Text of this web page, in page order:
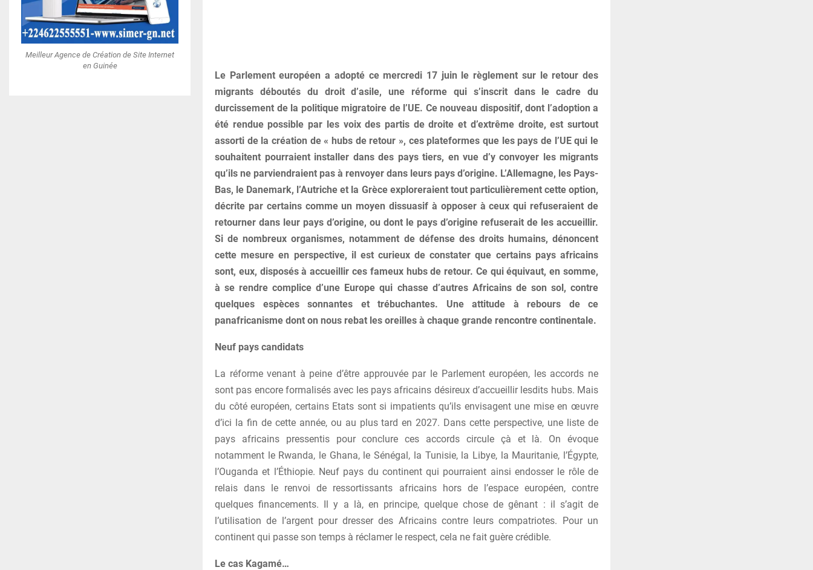
Le Parlement européen a adopté ce mercredi 17 juin le règlement sur le retour des
migrants déboutés du droit d’asile, une réforme qui s’inscrit dans le cadre du
durcissement de la politique migratoire de l’UE. Ce nouveau dispositif, dont l’adoption a
été rendue possible par les voix des partis de droite et d’extrême droite, est surtout
assorti de la création de « hubs de retour », ces plateformes que les pays de l’UE qui le
souhaitent pourraient installer dans des pays tiers, en vue d’y convoyer les migrants
qu’ils ne parviendraient pas à renvoyer dans leurs pays d’origine. L’Allemagne, les Pays-
Bas, le Danemark, l’Autriche et la Grèce exploreraient tout particulièrement cette option,
décrite par certains comme un moyen dissuasif à opposer à ceux qui refuseraient de
retourner dans leur pays d’origine, ou dont le pays d’origine refuserait de les accueillir.
Si de nombreux organismes, notamment de défense des droits humains, dénoncent
cette mesure en perspective, il est curieux de constater que certains pays africains
sont, eux, disposés à accueillir ces fameux hubs de retour. Ce qui équivaut, en somme,
à se rendre complice d’une Europe qui chasse d’autres Africains de son sol, contre
quelques espèces sonnantes et trébuchantes. Une attitude à rebours de ce
panafricanisme dont on nous rebat les oreilles à chaque grande rencontre continentale.
Neuf pays candidats
La réforme venant à peine d’être approuvée par le Parlement européen, les accords ne
sont pas encore formalisés avec les pays africains désireux d’accueillir lesdits hubs. Mais
du côté européen, certains Etats sont si impatients qu’ils envisagent une mise en œuvre
d’ici la fin de cette année, ou au plus tard en 2027. Dans cette perspective, une liste de
pays africains pressentis pour conclure ces accords circule çà et là. On évoque
notamment le Rwanda, le Ghana, le Sénégal, la Tunisie, la Libye, la Mauritanie, l’Égypte,
l’Ouganda et l’Éthiopie. Neuf pays du continent qui pourraient ainsi endosser le rôle de
relais dans le renvoi de ressortissants africains hors de l’espace européen, contre
quelques financements. Il y a là, en principe, quelque chose de gênant : il s’agit de
l’utilisation de l’argent pour dresser des Africains contre leurs compatriotes. Pour un
continent qui passe son temps à réclamer le respect, cela ne fait guère crédible.
Le cas Kagamé…
Meilleur Agence de Création de Site Internet
en Guinée